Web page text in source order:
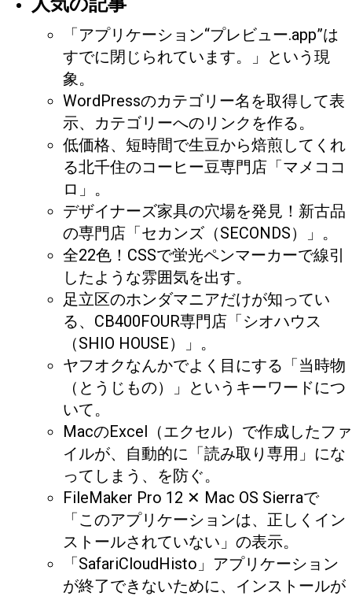
「アプリケーション“プレビュー.app”は
すでに閉じられています。」という現
象。
WordPressのカテゴリー名を取得して表
示、カテゴリーへのリンクを作る。
低価格、短時間で生豆から焙煎してくれ
る北千住のコーヒー豆専門店「マメココ
ロ」。
デザイナーズ家具の穴場を発見！新古品
の専門店「セカンズ（SECONDS）」。
全22色！CSSで蛍光ペンマーカーで線引
したような雰囲気を出す。
足立区のホンダマニアだけが知ってい
る、CB400FOUR専門店「シオハウス
（SHIO HOUSE）」。
ヤフオクなんかでよく目にする「当時物
（とうじもの）」というキーワードにつ
いて。
MacのExcel（エクセル）で作成したファ
イルが、自動的に「読み取り専用」にな
ってしまう、を防ぐ。
FileMaker Pro 12 ✕ Mac OS Sierraで
「このアプリケーションは、正しくイン
ストールされていない」の表示。
「SafariCloudHisto」アプリケーション
が終了できないために、インストールが